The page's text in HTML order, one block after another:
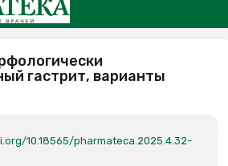
гастрит, варианты
10.18565/pharmateca.2025.4.32-